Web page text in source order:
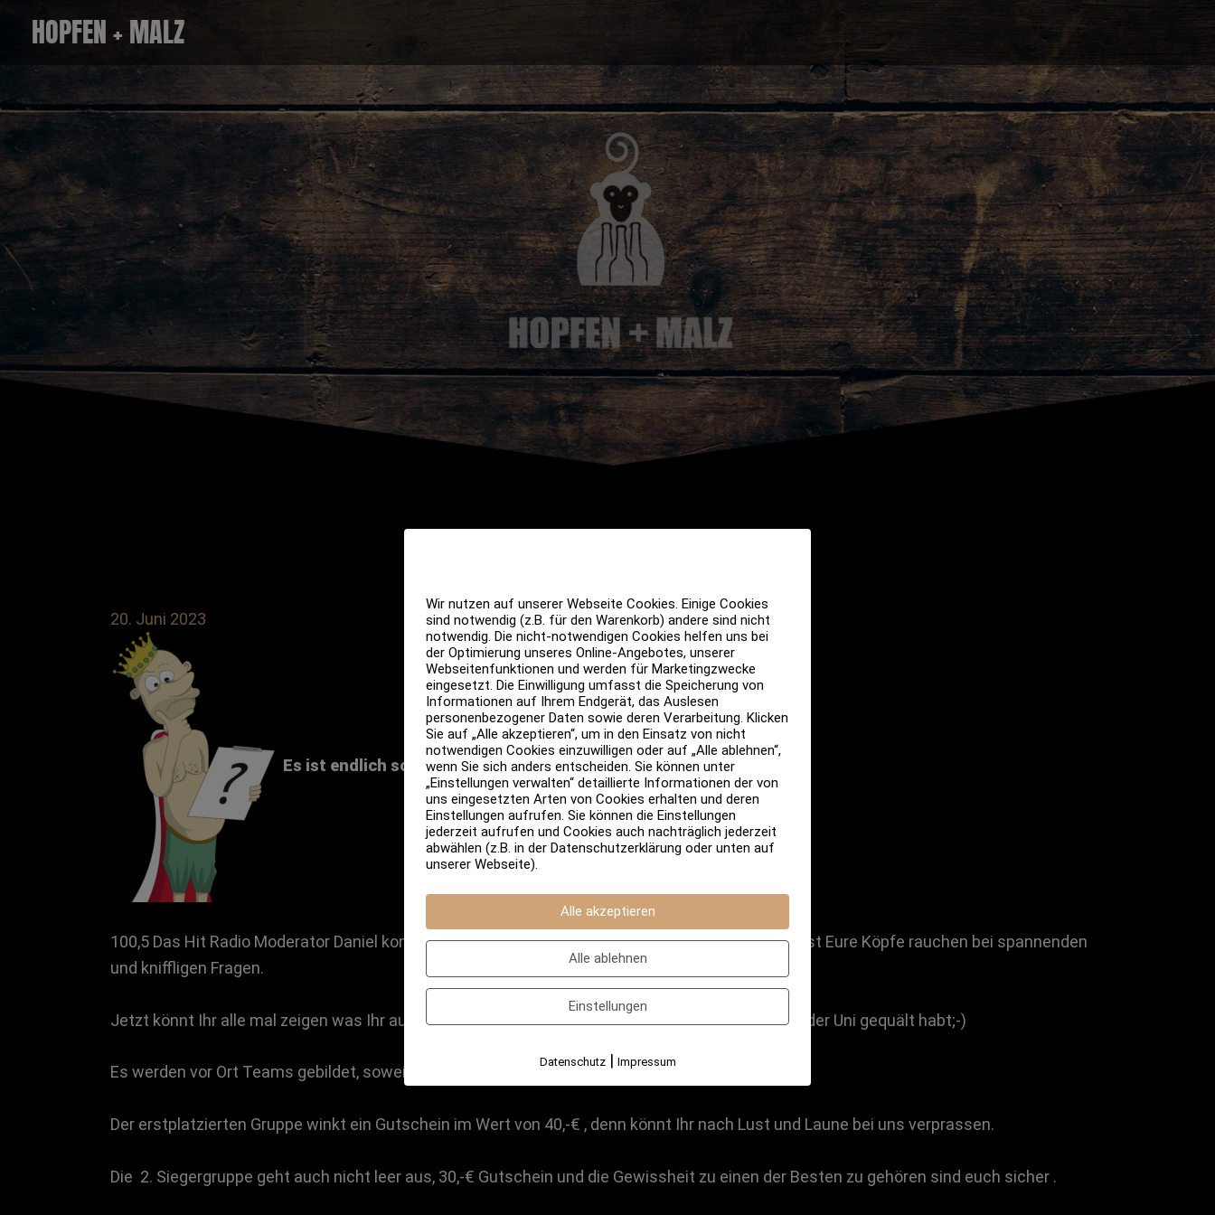
Inhalt
springen
HOPFEN + MALZ
20. Juni 2023
Es ist endlich soweit!
100,5 Das Hit Radio Moderator Daniel kommt mit demQuizkönigzu uns in den Bierladen und lässt Eure Köpfe rauchen bei spannenden
und kniffligen Fragen.
Jetzt könnt Ihr alle mal zeigen was Ihr auf dem Kasten habt und wofür Ihr Euch in der Schule/an der Uni gequält habt;-)
Es werden vor Ort Teams gebildet, soweit noch nicht geschehen und dann kann es los gehen!
Der erstplatzierten Gruppe winkt ein Gutschein im Wert von 40,-€ , denn könnt Ihr nach Lust und Laune bei uns verprassen.
Die 2. Siegergruppe geht auch nicht leer aus, 30,-€ Gutschein und die Gewissheit zu einen der Besten zu gehören sind euch sicher .
Wir nutzen auf unserer Webseite Cookies. Einige Cookies
sind notwendig (z.B. für den Warenkorb) andere sind nicht
notwendig. Die nicht-notwendigen Cookies helfen uns bei
der Optimierung unseres Online-Angebotes, unserer
Webseitenfunktionen und werden für Marketingzwecke
eingesetzt. Die Einwilligung umfasst die Speicherung von
Informationen auf Ihrem Endgerät, das Auslesen
personenbezogener Daten sowie deren Verarbeitung. Klicken
Sie auf „Alle akzeptieren“, um in den Einsatz von nicht
notwendigen Cookies einzuwilligen oder auf „Alle ablehnen“,
wenn Sie sich anders entscheiden. Sie können unter
„Einstellungen verwalten“ detaillierte Informationen der von
uns eingesetzten Arten von Cookies erhalten und deren
Einstellungen aufrufen. Sie können die Einstellungen
jederzeit aufrufen und Cookies auch nachträglich jederzeit
abwählen (z.B. in der Datenschutzerklärung oder unten auf
unserer Webseite).
Alle akzeptieren
Alle ablehnen
Einstellungen
Datenschutz| Impressum